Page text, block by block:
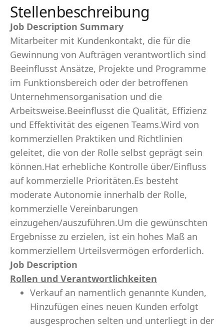
Stellenbeschreibung
Job Description Summary
Mitarbeiter mit Kundenkontakt, die für die
Gewinnung von Aufträgen verantwortlich sind
Beeinflusst Ansätze, Projekte und Programme
im Funktionsbereich oder der betroffenen
Unternehmensorganisation und die
Arbeitsweise.Beeinflusst die Qualität, Effizienz
und Effektivität des eigenen Teams.Wird von
kommerziellen Praktiken und Richtlinien
geleitet, die von der Rolle selbst geprägt sein
können.Hat erhebliche Kontrolle über/Einfluss
auf kommerzielle Prioritäten.Es besteht
moderate Autonomie innerhalb der Rolle,
kommerzielle Vereinbarungen
einzugehen/auszuführen.Um die gewünschten
Ergebnisse zu erzielen, ist ein hohes Maß an
kommerziellem Urteilsvermögen erforderlich.
Job Description
Rollen und Verantwortlichkeiten
Verkauf an namentlich genannte Kunden,
Hinzufügen eines neuen Kunden erfolgt
ausgesprochen selten und unterliegt in der